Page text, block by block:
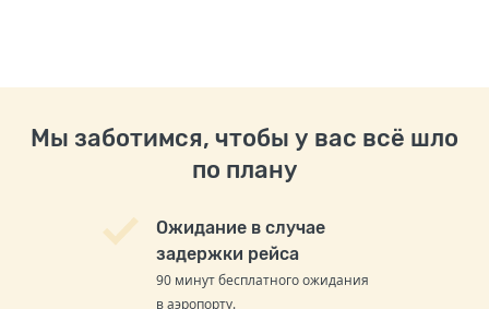
Мы заботимся, чтобы у вас всё шло
по плану
Ожидание в случае
задержки рейса
90 минут бесплатного ожидания
в аэропорту.